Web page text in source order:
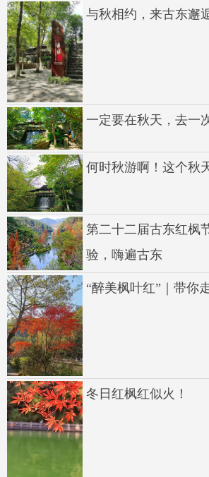
与秋相约，来古东邂
一定要在秋天，去一
何时秋游啊！这个秋
第二十二届古东红
验，嗨遍古东
“醉美枫叶红”｜带你
冬日红枫红似火！